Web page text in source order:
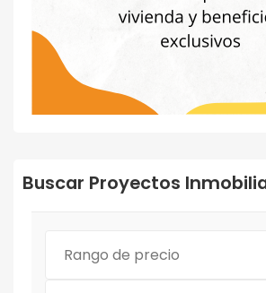
Buscar Proyectos
Rango de precio